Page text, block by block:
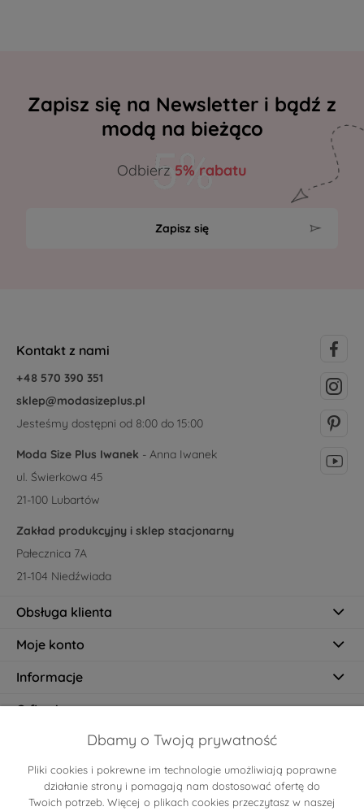
Zapisz się na Newsletter i bądź z
modą na bieżąco
Odbierz 5% rabatu
Zapisz się
Kontakt z nami
+48 570 390 351
sklep@modasizeplus.pl
Jesteśmy dostępni od 8:00 do 15:00
Moda Size Plus Iwanek - Anna Iwanek
ul. Świerkowa 45
21-100 Lubartów
Zakład produkcyjny i sklep stacjonarny
Pałecznica 7A
21-104 Niedźwiada
Obsługa klienta
Moje konto
Informacje
O firmie
Certyfikaty
Dbamy o Twoją prywatność
Pliki cookies i pokrewne im technologie umożliwiają poprawne
działanie strony i pomagają nam dostosować ofertę do
Twoich potrzeb. Więcej o plikach cookies przeczytasz w naszej